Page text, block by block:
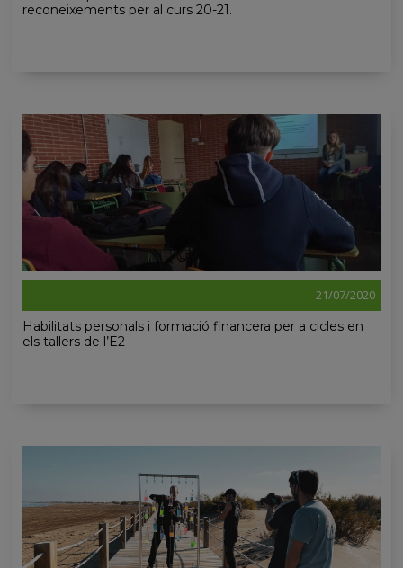
reconeixements per al curs 20-21.
21/07/2020
Habilitats personals i formació financera per a cicles en
els tallers de l’E2